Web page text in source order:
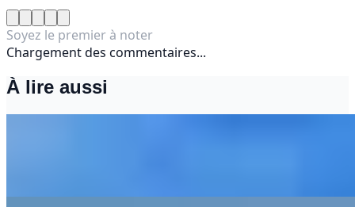
Soyez le premier à noter
Chargement des commentaires...
À lire aussi